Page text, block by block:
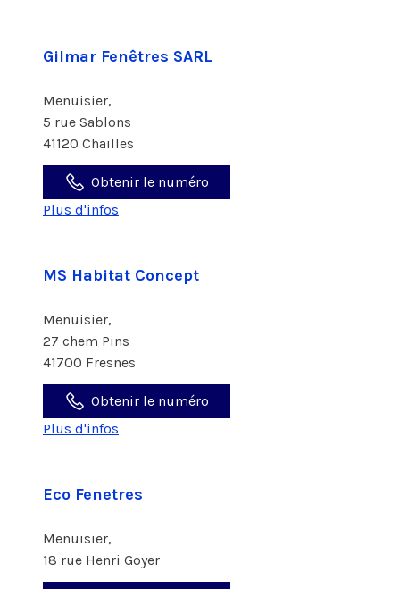
Gilmar Fenêtres SARL
Menuisier,
5 rue Sablons
41120 Chailles
Obtenir le numéro
Plus d'infos
MS Habitat Concept
Menuisier,
27 chem Pins
41700 Fresnes
Obtenir le numéro
Plus d'infos
Eco Fenetres
Menuisier,
18 rue Henri Goyer